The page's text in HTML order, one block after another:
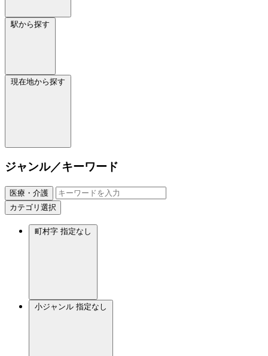
駅から探す
現在地から探す
ジャンル／キーワード
医療・介護
カテゴリ選択
町村字 指定なし
小ジャンル 指定なし